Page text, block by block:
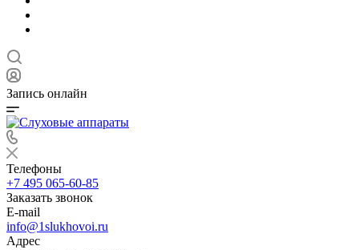
Запись онлайн
Телефоны
+7 495 065-60-85
Заказать звонок
E-mail
info@1slukhovoi.ru
Адрес